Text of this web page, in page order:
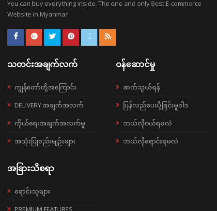
You can buy everything inside. The one and only Best E-commerce
Website in Myanmar
သတင်းအချက်လက်
ကျွန်တော်တို့အကြောင်း
DELIVERY အချက်အလက်
ကိုယ်ရေးအချက်အလက်မူ
အသုံးပြုစည်းမျဉ်းများ
ဝန်ဆောင်မှု
ဆက်သွယ်ရန်
ပြန်လည်ပေးပို့ခြင်းမူဝါဒ
ဘယ်လို၀ယ်ရမလဲ
ဘယ်လိုရောင်းရမလဲ
အခြားသိစရာ
ရောင်းသူများ
PREMIUM FEATURES